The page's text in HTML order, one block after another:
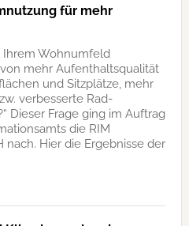
für mehr
Ihrem Wohnumfeld
mehr Aufenthaltsqualität
und Sitzplätze, mehr
verbesserte Rad-
Dieser Frage ging im Auftrag
die RIM
nach. Hier die Ergebnisse der